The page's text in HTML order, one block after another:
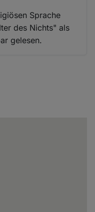
Sprache
des Nichts" als
gelesen.